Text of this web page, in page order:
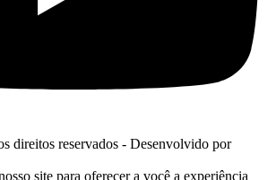
direitos reservados - Desenvolvido por
site para oferecer a você a experiência